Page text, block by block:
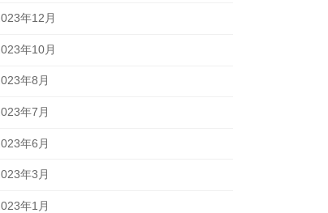
年12月
年10月
年8月
年7月
年6月
年3月
年1月